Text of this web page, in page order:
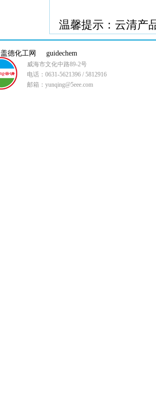
温馨提示：云清产
盖德化工网 guidechem
威海市文化中路89-2号
电话：0631-5621396 / 5812916
邮箱：yunqing@5eee.com